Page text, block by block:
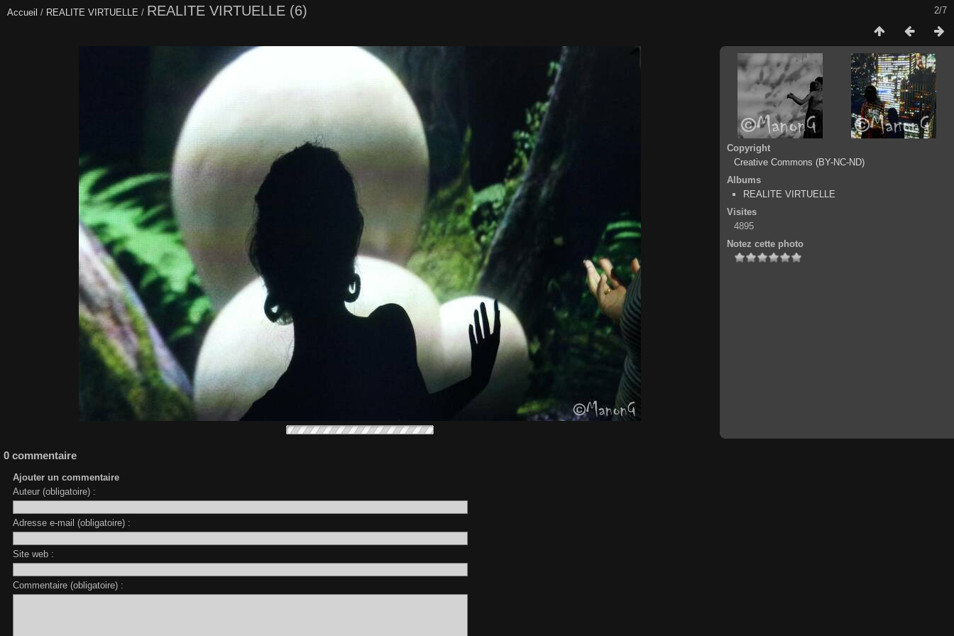
2/7
Accueil / REALITE VIRTUELLE / REALITE VIRTUELLE (6)
Copyright
Creative Commons (BY-NC-ND)
Albums
REALITE VIRTUELLE
Visites
4895
Notez cette photo
0 commentaire
Ajouter un commentaire
Auteur (obligatoire) :
Adresse e-mail (obligatoire) :
Site web :
Commentaire (obligatoire) :